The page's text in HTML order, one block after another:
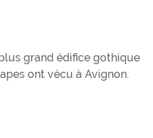
grand édifice gothique
ont vécu à Avignon.